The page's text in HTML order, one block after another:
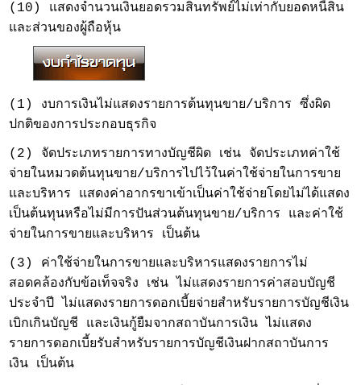
(10) แสดงจำนวนเงินยอดรวมสินทรัพย์ไม่เท่ากับยอดหนี้สิน
และส่วนของผู้ถือหุ้น
(1) งบการเงินไม่แสดงรายการต้นทุนขาย/บริการ ซึ่งผิด
ปกติของการประกอบธุรกิจ
(2) จัดประเภทรายการทางบัญชีผิด เช่น จัดประเภทค่าใช้
จ่ายในหมวดต้นทุนขาย/บริการไปไว้ในค่าใช้จ่ายในการขาย
และบริหาร แสดงค่าอากรขาเข้าเป็นค่าใช้จ่ายโดยไม่ได้แสดง
เป็นต้นทุนหรือไม่มีการปันส่วนต้นทุนขาย/บริการ และค่าใช้
จ่ายในการขายและบริหาร เป็นต้น
(3) ค่าใช้จ่ายในการขายและบริหารแสดงรายการไม่
สอดคล้องกับข้อเท็จจริง เช่น ไม่แสดงรายการค่าสอบบัญชี
ประจำปี ไม่แสดงรายการดอกเบี้ยจ่ายสำหรับรายการบัญชีเงิน
เบิกเกินบัญชี และเงินกู้ยืมจากสถาบันการเงิน ไม่แสดง
รายการดอกเบี้ยรับสำหรับรายการบัญชีเงินฝากสถาบันการ
เงิน เป็นต้น